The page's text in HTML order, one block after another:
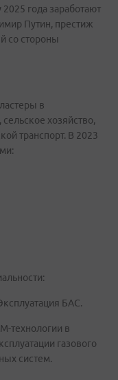
года заработают
Путин, престиж
со стороны
в
сельское хозяйство,
транспорт. В 2023
БАС.
технологии в
газового
систем.